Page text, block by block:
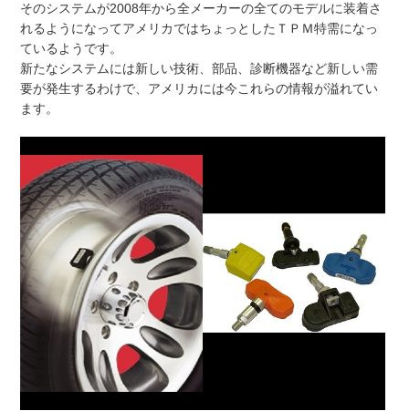
そのシステムが2008年から全メーカーの全てのモデルに装着さ
れるようになってアメリカではちょっとしたＴＰＭ特需になっ
ているようです。
新たなシステムには新しい技術、部品、診断機器など新しい需
要が発生するわけで、アメリカには今これらの情報が溢れてい
ます。